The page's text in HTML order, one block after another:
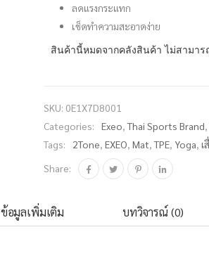
ลดแรงกระแทก
เช็ดทำความสะอาดง่าย
สินค้านี้หมดจากคลังสินค้า ไม่สามาร
SKU: 0E1X7D8001
Categories:
Exeo,Thai Sports Brand,
Tags:
2Tone, EXEO, Mat,TPE, Yoga, เ
Share:
ข้อมูลเพิ่มเติม บทวิจารณ์ (0)